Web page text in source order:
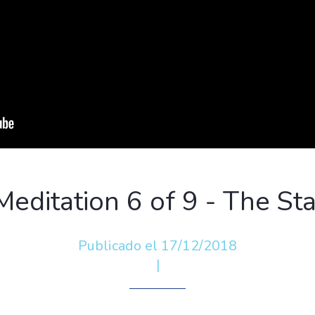
6 of 9 - The
Publicado el 17/12/2018
|